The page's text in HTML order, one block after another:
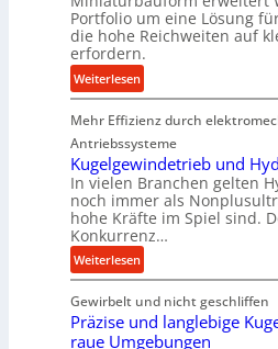
d
u
k
t
i
o
i
n
d
e
n
M
i
t
t
Portfolio um eine Lösung
die hohe Reichweiten auf
erfordern.
Weiterlesen:
K
o
m
p
a
k
t
e
U
l
t
r
Mehr Effizienz durch
Antriebssysteme
Kugelgewindetrieb und
In vielen Branchen gelten
noch immer als
hohe Kräfte im Spiel sind.
Konkurrenz…
Weiterlesen:
K
u
g
e
Gewirbelt und nicht geschliffen
Präzise und langlebige
raue Umgebungen